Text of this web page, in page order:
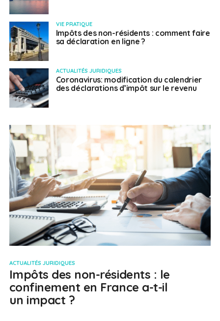
VIE PRATIQUE
Impôts des non-résidents : comment faire
sa déclaration en ligne ?
ACTUALITÉS JURIDIQUES
Coronavirus: modification du calendrier
des déclarations d’impôt sur le revenu
ACTUALITÉS JURIDIQUES
Impôts des non-résidents : le
confinement en France a-t-il
un impact ?